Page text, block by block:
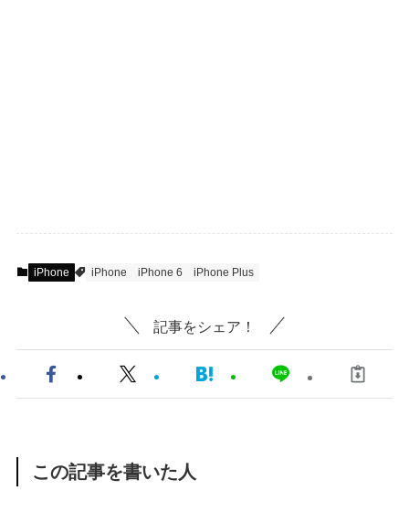
iPhone iPhone iPhone 6 iPhone Plus
記事をシェア！
この記事を書いた人